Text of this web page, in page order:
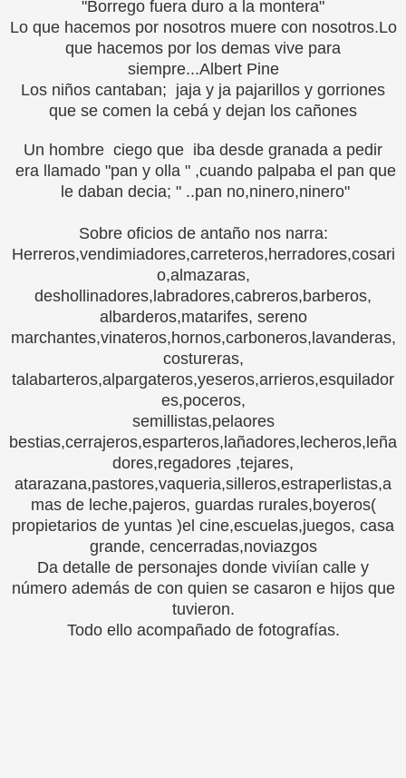
"Borrego fuera duro a la montera"
Lo que hacemos por nosotros muere con nosotros.Lo
que hacemos por los demas vive para
siempre...Albert Pine
Los niños cantaban; jaja y ja pajarillos y gorriones
que se comen la cebá y dejan los cañones
Un hombre ciego que iba desde granada a pedir
era llamado "pan y olla " ,cuando palpaba el pan que
le daban decia; " ..pan no,ninero,ninero"
Sobre oficios de antaño nos narra:
Herreros,vendimiadores,carreteros,herradores,cosari
o,almazaras,
deshollinadores,labradores,cabreros,barberos,
albarderos,matarifes, sereno
marchantes,vinateros,hornos,carboneros,lavanderas,
costureras,
talabarteros,alpargateros,yeseros,arrieros,esquilador
es,poceros,
semillistas,pelaores
bestias,cerrajeros,esparteros,lañadores,lecheros,leña
dores,regadores ,tejares,
atarazana,pastores,vaqueria,silleros,estraperlistas,a
mas de leche,pajeros, guardas rurales,boyeros(
propietarios de yuntas )el cine,escuelas,juegos, casa
grande, cencerradas,noviazgos
Da detalle de personajes donde viviían calle y
número además de con quien se casaron e hijos que
tuvieron.
Todo ello acompañado de fotografías.